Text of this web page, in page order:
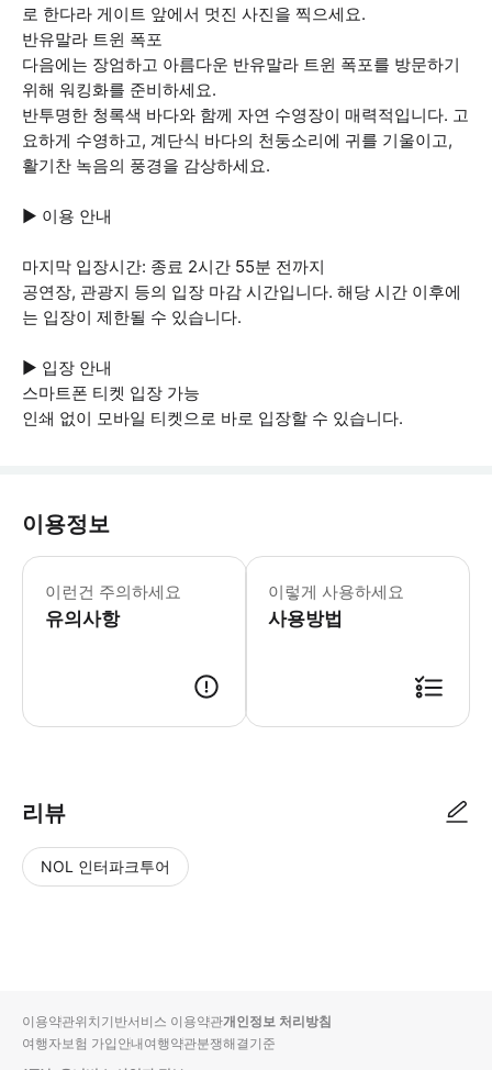
로 한다라 게이트 앞에서 멋진 사진을 찍으세요.
반유말라 트윈 폭포
다음에는 장엄하고 아름다운 반유말라 트윈 폭포를 방문하기
위해 워킹화를 준비하세요.
반투명한 청록색 바다와 함께 자연 수영장이 매력적입니다. 고
요하게 수영하고, 계단식 바다의 천둥소리에 귀를 기울이고,
활기찬 녹음의 풍경을 감상하세요.
▶ 이용 안내
마지막 입장시간: 종료 2시간 55분 전까지
공연장, 관광지 등의 입장 마감 시간입니다. 해당 시간 이후에
는 입장이 제한될 수 있습니다.
▶ 입장 안내
스마트폰 티켓 입장 가능
인쇄 없이 모바일 티켓으로 바로 입장할 수 있습니다.
이용정보
이런건 주의하세요
유의사항
▶ 꼭 알아두세요 * 투어에는 도보 및
이렇게 사용하세요
사용방법
리뷰
NOL 인터파크투어
입니
다.
순
상
이용약관위치기반서비스 이용약관개인정보 처리방침
여행자보험 가입안내여행약관분쟁해결기준